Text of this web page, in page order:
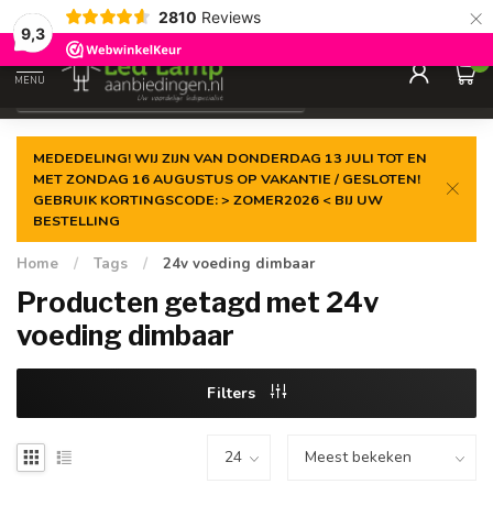
9,3
2810 Reviews ×
Gegarandeerde delaagste prijs
MENU
0
MEDEDELING! WIJ ZIJN VAN DONDERDAG 13 JULI TOT EN
MET ZONDAG 16 AUGUSTUS OP VAKANTIE / GESLOTEN!
GEBRUIK KORTINGSCODE: > ZOMER2026 < BIJ UW
BESTELLING
Home / Tags / 24v voeding dimbaar
Producten getagd met 24v
voeding dimbaar
Filters